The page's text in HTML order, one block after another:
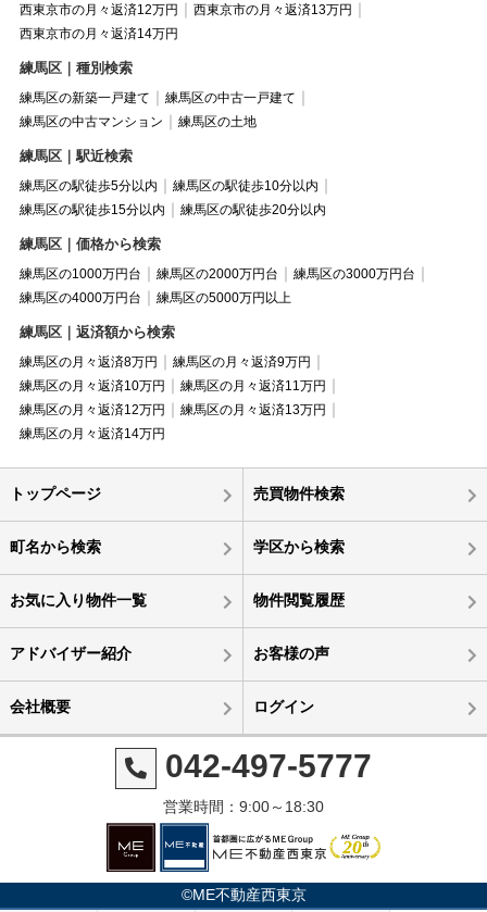
西東京市の月々返済12万円
西東京市の月々返済13万円
西東京市の月々返済14万円
練馬区｜種別検索
練馬区の新築一戸建て
練馬区の中古一戸建て
練馬区の中古マンション
練馬区の土地
練馬区｜駅近検索
練馬区の駅徒歩5分以内
練馬区の駅徒歩10分以内
練馬区の駅徒歩15分以内
練馬区の駅徒歩20分以内
練馬区｜価格から検索
練馬区の1000万円台 練馬区の2000万円台
練馬区の3000万円台
練馬区の4000万円台
練馬区の5000万円以上
練馬区｜返済額から検索
練馬区の月々返済8万円
練馬区の月々返済9万円
練馬区の月々返済10万円
練馬区の月々返済11万円
練馬区の月々返済12万円
練馬区の月々返済13万円
練馬区の月々返済14万円
トップページ 売買物件検索
町名から検索 学区から検索
お気に入り物件一覧 物件閲覧履歴
アドバイザー紹介 お客様の声
会社概要 ログイン
042-497-5777
営業時間：9:00～18:30
©ME不動産西東京